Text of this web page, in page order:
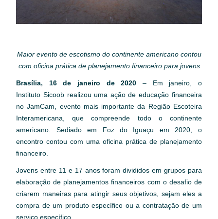
Maior evento de escotismo do continente americano contou
com oficina prática de planejamento financeiro para jovens
Brasília, 16 de janeiro de 2020 – Em janeiro, o
Instituto Sicoob realizou uma ação de educação financeira
no JamCam, evento mais importante da Região Escoteira
Interamericana, que compreende todo o continente
americano. Sediado em Foz do Iguaçu em 2020, o
encontro contou com uma oficina prática de planejamento
financeiro.
Jovens entre 11 e 17 anos foram divididos em grupos para
elaboração de planejamentos financeiros com o desafio de
criarem maneiras para atingir seus objetivos, sejam eles a
compra de um produto específico ou a contratação de um
serviço específico.